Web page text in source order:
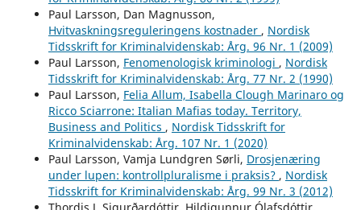
Paul Larsson, Dan Magnusson,
Hvitvaskningsreguleringens kostnader , Nordisk
Tidsskrift for Kriminalvidenskab: Årg. 96 Nr. 1 (2009)
Paul Larsson, Fenomenologisk kriminologi , Nordisk
Tidsskrift for Kriminalvidenskab: Årg. 77 Nr. 2 (1990)
Paul Larsson, Felia Allum, Isabella Clough Marinaro og
Ricco Sciarrone: Italian Mafias today. Territory,
Business and Politics , Nordisk Tidsskrift for
Kriminalvidenskab: Årg. 107 Nr. 1 (2020)
Paul Larsson, Vamja Lundgren Sørli, Drosjenæring
under lupen: kontrollpluralisme i praksis? , Nordisk
Tidsskrift for Kriminalvidenskab: Årg. 99 Nr. 3 (2012)